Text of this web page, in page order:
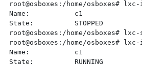
root@osboxes:/home/osboxes#
Name:           c1
State:          STOPPED
root@osboxes:/home/osboxes#
root@osboxes:/home/osboxes#
Name:           c1
State:          RUNNING